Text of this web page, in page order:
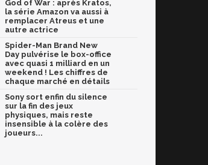
God of War : après Kratos,
la série Amazon va aussi à
remplacer Atreus et une
autre actrice
Spider-Man Brand New
Day pulvérise le box-office
avec quasi 1 milliard en un
weekend ! Les chiffres de
chaque marché en détails
Sony sort enfin du silence
sur la fin des jeux
physiques, mais reste
insensible à la colère des
joueurs...